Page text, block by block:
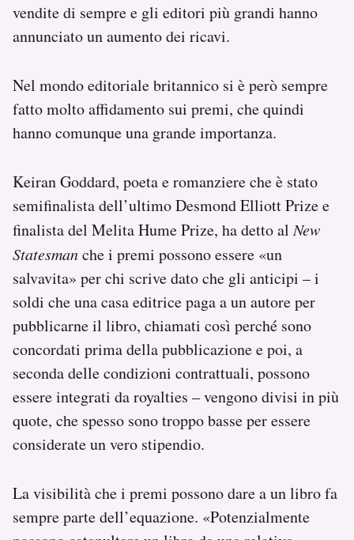
vendite di sempre e gli editori più grandi hanno
annunciato un aumento dei ricavi.
Nel mondo editoriale britannico si è però sempre
fatto molto affidamento sui premi, che quindi
hanno comunque una grande importanza.
Keiran Goddard, poeta e romanziere che è stato
semifinalista dell’ultimo Desmond Elliott Prize e
finalista del Melita Hume Prize, ha detto alNew
Statesmanche i premi possono essere «un
salvavita» per chi scrive dato che gli anticipi – i
soldi che una casa editrice paga a un autore per
pubblicarne il libro, chiamati così perché sono
concordati prima della pubblicazione e poi, a
seconda delle condizioni contrattuali, possono
essere integrati da royalties – vengono divisi in più
quote, che spesso sono troppo basse per essere
considerate un vero stipendio.
La visibilità che i premi possono dare a un libro fa
sempre parte dell’equazione. «Potenzialmente